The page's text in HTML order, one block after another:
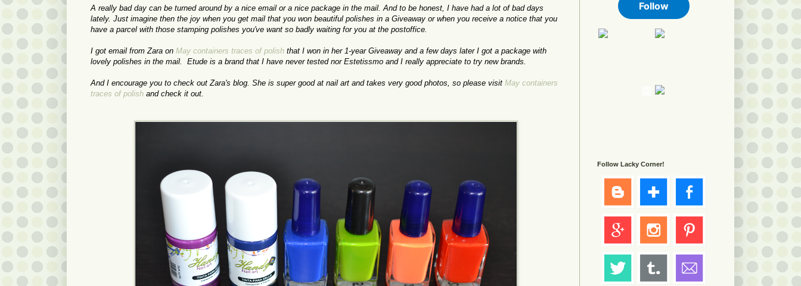
A really bad day can be turned around by a nice email or a nice package in the mail. And to be honest, I have had a lot of bad days
lately. Just imagine then the joy when you get mail that you won beautiful polishes in a Giveaway or when you receive a notice that you
have a parcel with those stamping polishes you've want so badly waiting for you at the postoffice.
I got email from Zara on May containers traces of polish that I won in her 1-year Giveaway and a few days later I got a package with
lovely polishes in the mail. Etude is a brand that I have never tested nor Estetissmo and I really appreciate to try new brands.
And I encourage you to check out Zara's blog. She is super good at nail art and takes very good photos, so please visit May containers
traces of polish and check it out.
Follow Lacky Corner!